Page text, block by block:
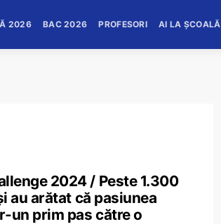
2026 BAC 2026 PROFESORI AI LA ȘCOALĂ
2024 / Peste 1.300
au arătat că pasiunea
un prim pas către o